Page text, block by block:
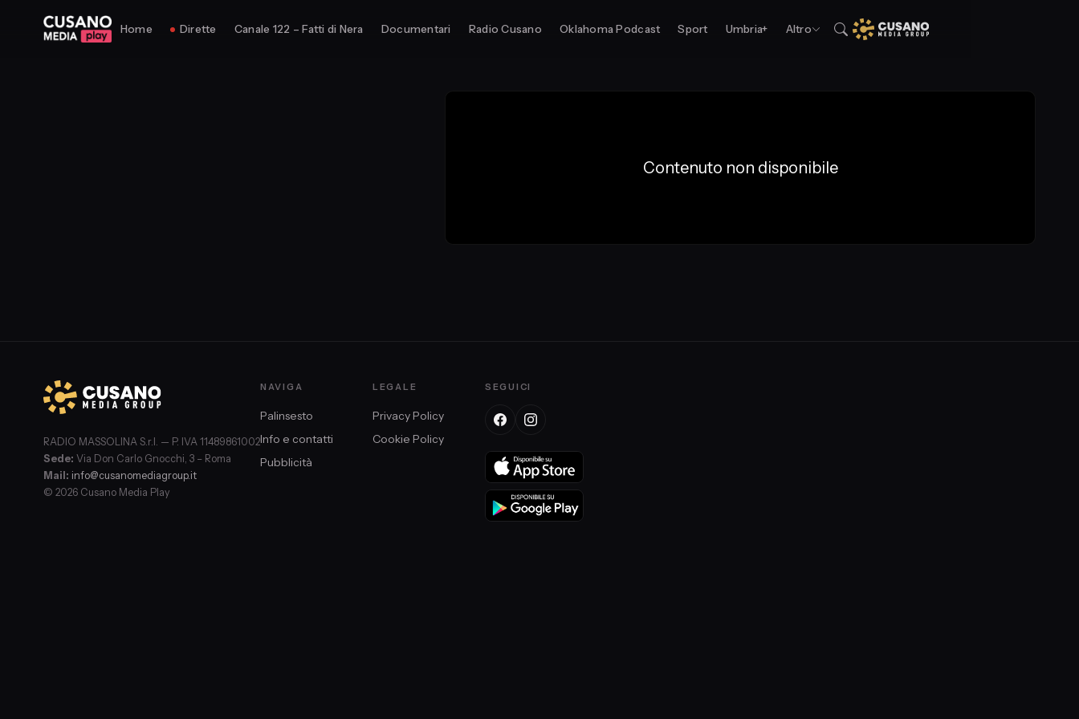
Home Dirette Canale 122 – Fatti di Nera Documentari Radio Cusano Oklahoma Podcast Sport Umbria+ Altro
Contenuto non disponibile
RADIO MASSOLINA S.r.l. — P. IVA 11489861002
Sede: Via Don Carlo Gnocchi, 3 – Roma
Mail: info@cusanomediagroup.it
© 2026 Cusano Media Play
NAVIGA
Palinsesto
Info e contatti
Pubblicità
LEGALE
Privacy Policy
Cookie Policy
SEGUICI